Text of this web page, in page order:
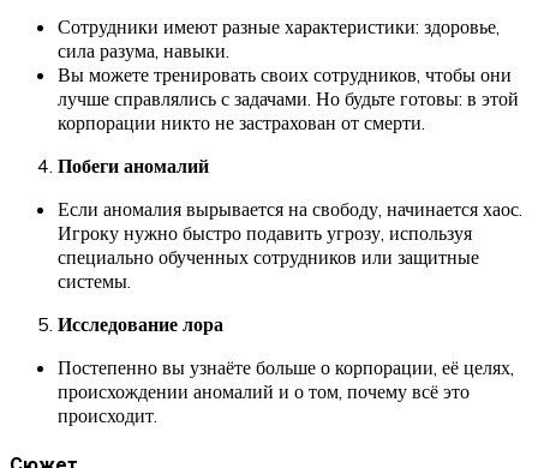
Сотрудники имеют разные характеристики: здоровье,
сила разума, навыки.
Вы можете тренировать своих сотрудников, чтобы они
лучше справлялись с задачами. Но будьте готовы: в этой
корпорации никто не застрахован от смерти.
Побеги аномалий
Если аномалия вырывается на свободу, начинается хаос.
Игроку нужно быстро подавить угрозу, используя
специально обученных сотрудников или защитные
системы.
Исследование лора
Постепенно вы узнаёте больше о корпорации, её целях,
происхождении аномалий и о том, почему всё это
происходит.